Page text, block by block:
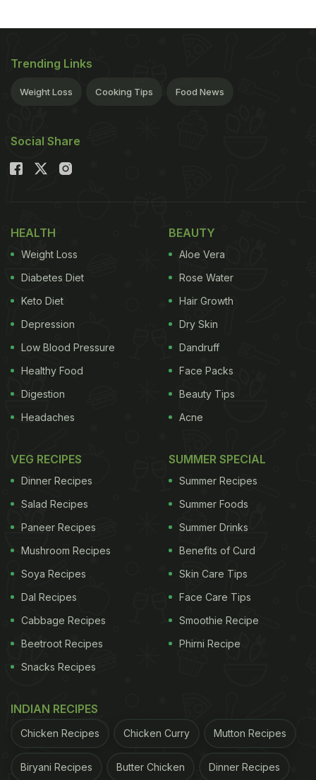
Trending Links
Weight Loss Cooking Tips Food News
Social Share
HEALTH
Weight Loss
Diabetes Diet
Keto Diet
Depression
Low Blood Pressure
Healthy Food
Digestion
Headaches
BEAUTY
Aloe Vera
Rose Water
Hair Growth
Dry Skin
Dandruff
Face Packs
Beauty Tips
Acne
VEG RECIPES
Dinner Recipes
Salad Recipes
Paneer Recipes
Mushroom Recipes
Soya Recipes
Dal Recipes
Cabbage Recipes
Beetroot Recipes
Snacks Recipes
SUMMER SPECIAL
Summer Recipes
Summer Foods
Summer Drinks
Benefits of Curd
Skin Care Tips
Face Care Tips
Smoothie Recipe
Phirni Recipe
INDIAN RECIPES
Chicken Recipes Chicken Curry Mutton Recipes
Biryani Recipes Butter Chicken Dinner Recipes